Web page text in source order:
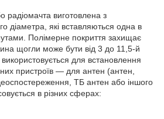
радіомачта виготовлена з
діаметра, які вставляються одна в
Полімерне покриття захищає
щогли може бути від 3 до 11,5-й
для встановлення
пристроїв — для антен (антен,
ТБ антен або іншого
в різних сферах: